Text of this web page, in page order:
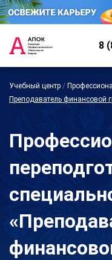
8
Учебный центр /
Преподаватель финансовой